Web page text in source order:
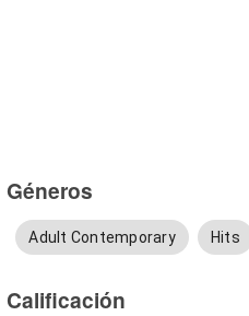
Géneros
Adult Contemporary Hits
Calificación